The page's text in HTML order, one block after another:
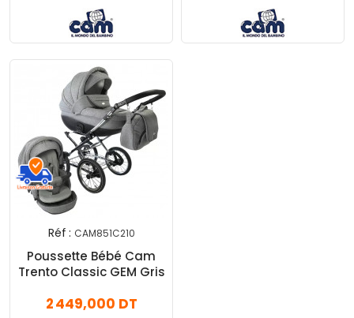
Réf : CAM851C210
Poussette Bébé Cam
Trento Classic GEM Gris
2 449,000 DT